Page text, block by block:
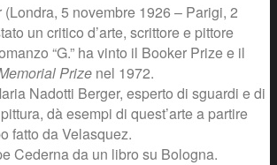
5 novembre 1926 – Parigi, 2
un critico d’arte, scrittore e pittore
“G.” ha vinto il Booker Prize e il
Prize nel 1972.
Nadotti Berger, esperto di sguardi e di
dà esempi di quest’arte a partire
fatto da Velasquez.
Cederna da un libro su Bologna.